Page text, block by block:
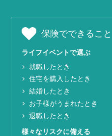
保険でできること
ライフイベントで選ぶ
就職したとき
住宅を購入したとき
結婚したとき
お子様がうまれたとき
退職したとき
様々なリスクに備える